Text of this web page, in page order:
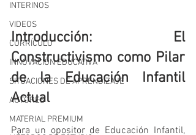
INTERINOS
VIDEOS
CURRÍCULO
INNOVACIÓN EDUCATIVA
SITUACIONES DE APRENDIZAJE
AUTORES
MATERIAL PREMIUM
Introducción: El
Constructivismo como Pilar
de la Educación Infantil
Actual
Para un opositor de Educación Infantil,